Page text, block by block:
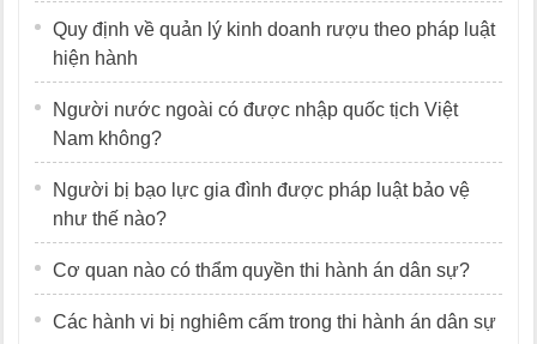
Quy định về quản lý kinh doanh rượu theo pháp luật
hiện hành
Người nước ngoài có được nhập quốc tịch Việt
Nam không?
Người bị bạo lực gia đình được pháp luật bảo vệ
như thế nào?
Cơ quan nào có thẩm quyền thi hành án dân sự?
Các hành vi bị nghiêm cấm trong thi hành án dân sự